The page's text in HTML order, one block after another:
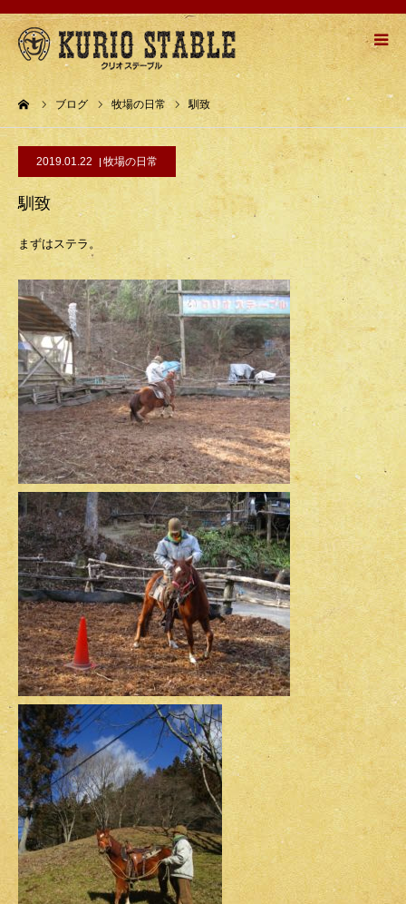
ブログ 牧場の日常 馴致
2019.01.22 牧場の日常
馴致
まずはステラ。
牧場紹介
乗馬メニュー
乗馬の流れ
お問い合わせ
アクセスMAP